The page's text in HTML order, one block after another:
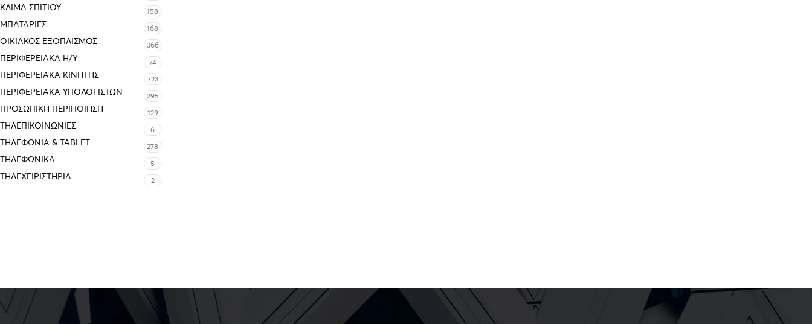
ΚΛΊΜΑ ΣΠΙΤΙΟΎ 158
ΜΠΑΤΑΡΊΕΣ 168
ΟΙΚΙΑΚΌΣ ΕΞΟΠΛΙΣΜΌΣ 366
ΠΕΡΙΦΕΡΕΙΑΚΑ Η/Υ 74
ΠΕΡΙΦΕΡΕΙΑΚΑ ΚΙΝΗΤΗΣ 723
ΠΕΡΙΦΕΡΕΙΑΚΆ ΥΠΟΛΟΓΙΣΤΏΝ 295
ΠΡΟΣΩΠΙΚΉ ΠΕΡΙΠΟΊΗΣΗ 129
ΤΗΛΕΠΙΚΟΙΝΩΝΊΕΣ 6
ΤΗΛΕΦΩΝΊΑ & TABLET 278
ΤΗΛΕΦΩΝΙΚΑ 5
ΤΗΛΕΧΕΙΡΙΣΤΉΡΙΑ 2